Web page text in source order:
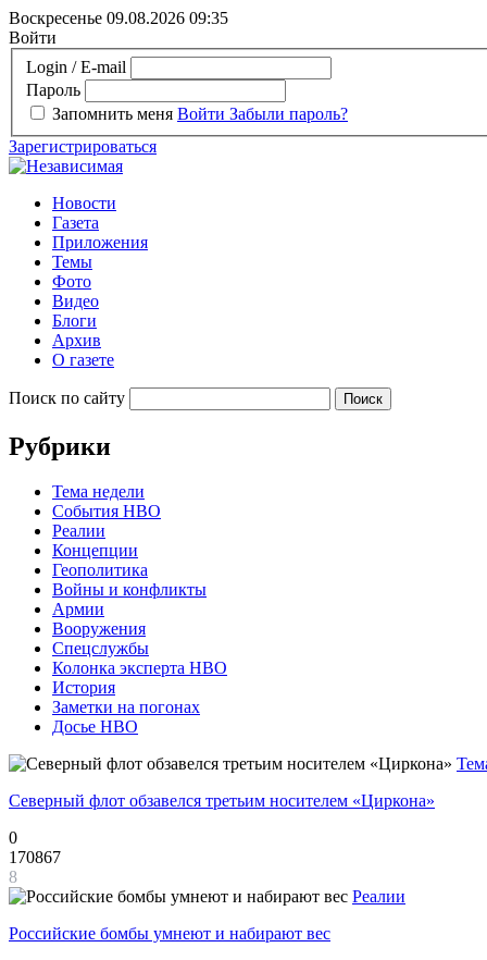
Воскресенье 09.08.2026 09:35
Войти
Login / E-mail
Пароль
Запомнить меня Войти Забыли пароль?
Зарегистрироваться
Новости
Газета
Приложения
Темы
Фото
Видео
Блоги
Архив
О газете
Поиск по сайту
Рубрики
Тема недели
События НВО
Реалии
Концепции
Геополитика
Войны и конфликты
Армии
Вооружения
Спецслужбы
Колонка эксперта НВО
История
Заметки на погонах
Досье НВО
Северный флот обзавелся третьим носителем «Циркона»
0
170867
8
Реалии
Российские бомбы умнеют и набирают вес